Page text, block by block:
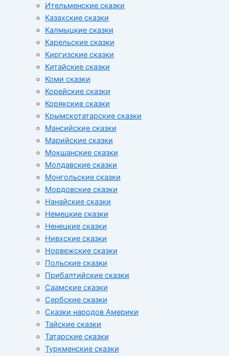
Ительменские сказки
Казахские сказки
Калмыцкие сказки
Карельские сказки
Киргизские сказки
Китайские сказки
Коми сказки
Корейские сказки
Корякские сказки
Крымскотатарские сказки
Мансийские сказки
Марийские сказки
Мокшанские сказки
Молдавские сказки
Монгольские сказки
Мордовские сказки
Нанайские сказки
Немецкие сказки
Ненецкие сказки
Нивхские сказки
Норвежские сказки
Польские сказки
Прибалтийские сказки
Cаамские сказки
Сербские сказки
Сказки народов Америки
Тайские сказки
Татарские сказки
Туркменские сказки